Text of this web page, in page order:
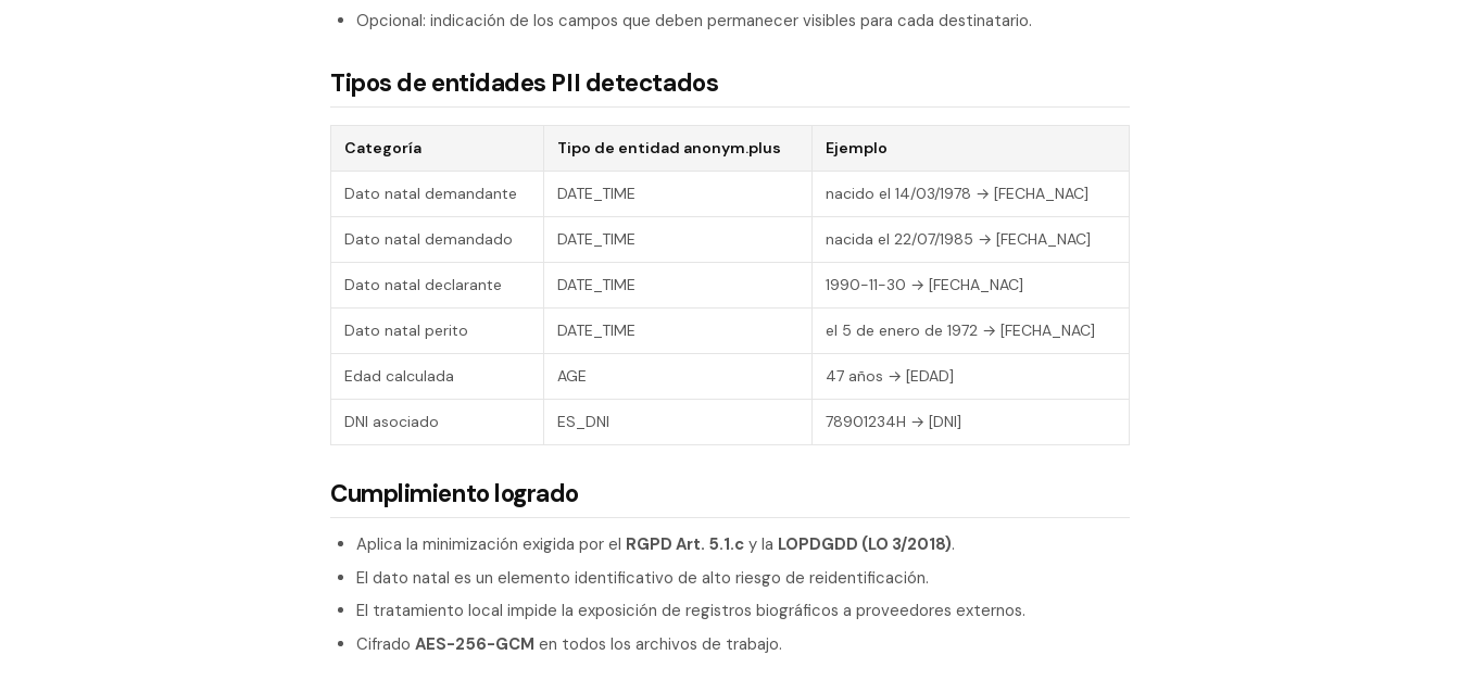
Opcional: indicación de los campos que deben permanecer visibles para cada destinatario.
Tipos de entidades PII detectados
Categoría Tipo de entidad anonym.plus Ejemplo
Dato natal demandante DATE_TIME nacido el 14/03/1978 → [FECHA_NAC]
Dato natal demandado DATE_TIME nacida el 22/07/1985 → [FECHA_NAC]
Dato natal declarante DATE_TIME 1990-11-30 → [FECHA_NAC]
Dato natal perito DATE_TIME el 5 de enero de 1972 → [FECHA_NAC]
Edad calculada AGE 47 años → [EDAD]
DNI asociado ES_DNI 78901234H → [DNI]
Cumplimiento logrado
Aplica la minimización exigida por el RGPD Art. 5.1.c y la LOPDGDD (LO 3/2018).
El dato natal es un elemento identificativo de alto riesgo de reidentificación.
El tratamiento local impide la exposición de registros biográficos a proveedores externos.
Cifrado AES-256-GCM en todos los archivos de trabajo.